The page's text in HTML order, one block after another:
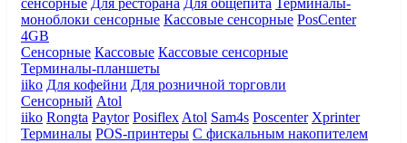
моноблоки сенсорные Кассовые сенсорные PosCenter
4GB
Сенсорные Кассовые Кассовые сенсорные
Терминалы-планшеты
iiko Для кофейни Для розничной торговли
Сенсорный Atol
iiko Rongta Paytor Posiflex Atol Sam4s Poscenter Xprinter
Терминалы POS-принтеры С фискальным накопителем